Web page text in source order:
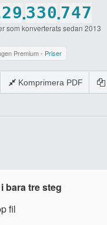
2
3
4
5
6
7
9
0
.3
4
5
6
7
8
3
4
5
6
7
8
0
1
2
3
4
5
9
.7
8
9
0
4
5
7
8
9
7
8
0
som konverterats sedan 2013
Premium - Priser
Komprimera PDF
bara tre steg
fil